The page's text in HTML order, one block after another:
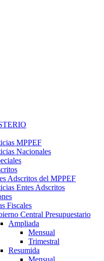
MPPEF
Nacionales
Adscritos del MPPEF
Entes Adscritos
Fiscales
Central Presupuestario
Ampliada
Mensual
Trimestral
Resumida
Mensual